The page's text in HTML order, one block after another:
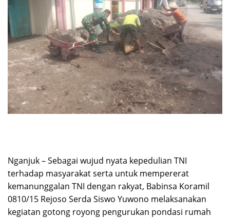
Nganjuk – Sebagai wujud nyata kepedulian TNI
terhadap masyarakat serta untuk mempererat
kemanunggalan TNI dengan rakyat, Babinsa Koramil
0810/15 Rejoso Serda Siswo Yuwono melaksanakan
kegiatan gotong royong pengurukan pondasi rumah